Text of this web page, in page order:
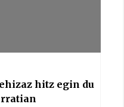
hitz egin du